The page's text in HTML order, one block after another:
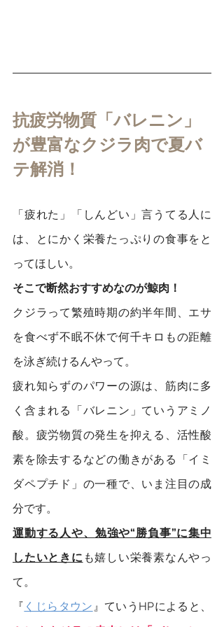
抗疲労物質「バレニン」
が豊富なクジラ肉で夏バ
テ解消！
「疲れた」「しんどい」言うてる人に
は、とにかく栄養たっぷりの食事をと
ってほしい。
そこで断然おすすめなのが鯨肉！
クジラって繁殖時期の約半年間、エサ
を食べず不眠不休で何千キロもの距離
を泳ぎ続けるんやって。
疲れ知らずのパワーの源は、筋肉に多
く含まれる「バレニン」ていうアミノ
酸。疲労物質の発生を抑える、活性酸
素を除去するなどの働きがある「イミ
ダペプチド」の一種で、いま注目の成
分です。
運動する人や、勉強や“勝負事”に集中
したいときに も嬉しい栄養素なんやっ
て。
『 くじらタウン 』ていうHPによると、